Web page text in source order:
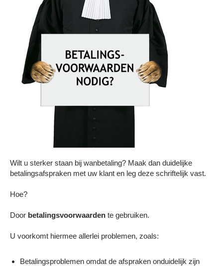
Wilt u sterker staan bij wanbetaling? Maak dan duidelijke
betalingsafspraken met uw klant en leg deze schriftelijk vast.
Hoe?
Door betalingsvoorwaarden te gebruiken.
U voorkomt hiermee allerlei problemen, zoals:
Betalingsproblemen omdat de afspraken onduidelijk zijn